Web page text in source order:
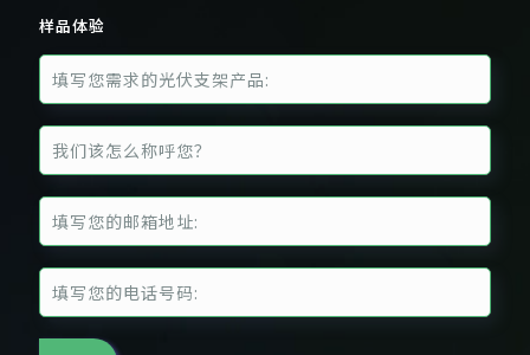
样品体验